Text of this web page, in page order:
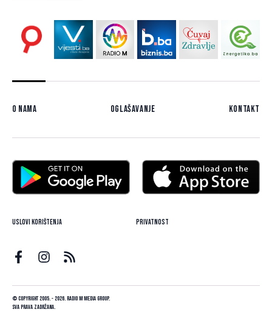
O nama Oglašavanje Kontakt
Uslovi korištenja Privatnost
© Copyright 2005. - 2026. Radio M Media Group.
Sva prava zadržana.